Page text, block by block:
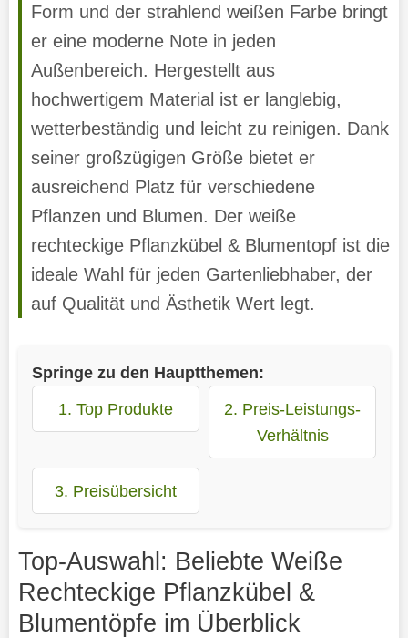
Form und der strahlend weißen Farbe bringt
er eine moderne Note in jeden
Außenbereich. Hergestellt aus
hochwertigem Material ist er langlebig,
wetterbeständig und leicht zu reinigen. Dank
seiner großzügigen Größe bietet er
ausreichend Platz für verschiedene
Pflanzen und Blumen. Der weiße
rechteckige Pflanzkübel & Blumentopf ist die
ideale Wahl für jeden Gartenliebhaber, der
auf Qualität und Ästhetik Wert legt.
Springe zu den Hauptthemen:
1. Top Produkte
2. Preis-Leistungs-
Verhältnis
3. Preisübersicht
Top-Auswahl: Beliebte Weiße
Rechteckige Pflanzkübel &
Blumentöpfe im Überblick